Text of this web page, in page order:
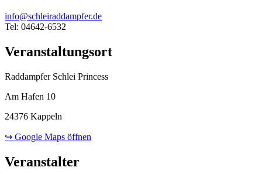
info@schleiraddampfer.de
Tel: 04642-6532
Veranstaltungsort
Raddampfer Schlei Princess
Am Hafen 10
24376 Kappeln
↪ Google Maps öffnen
Veranstalter